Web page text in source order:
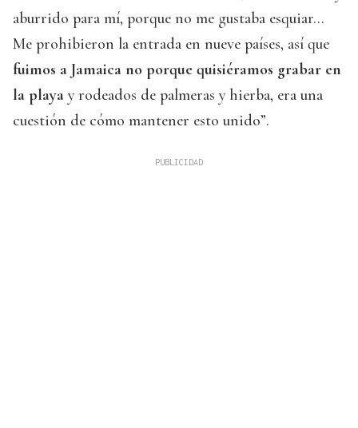
aburrido para mí, porque no me gustaba esquiar...
Me prohibieron la entrada en nueve países, así que
fuimos a Jamaica no porque quisiéramos grabar en
la playa y rodeados de palmeras y hierba, era una
cuestión de cómo mantener esto unido”.